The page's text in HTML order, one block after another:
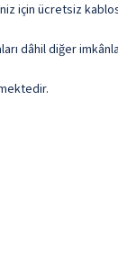
için ücretsiz
dâhil diğer